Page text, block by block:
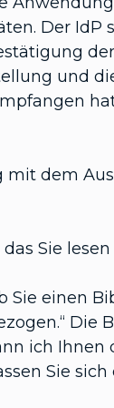
Der IdP
und
mit dem
Sie
Sie einen
Die
ich Ihnen
Sie